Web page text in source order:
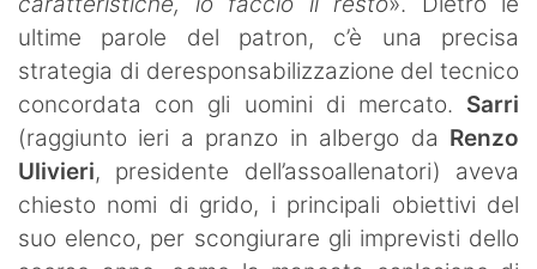
ultime parole del patron, c’è una precisa
strategia di deresponsabilizzazione del tecnico
concordata con gli uomini di mercato. Sarri
(raggiunto ieri a pranzo in albergo da Renzo
Ulivieri, presidente dell’assoallenatori) aveva
chiesto nomi di grido, i principali obiettivi del
suo elenco, per scongiurare gli imprevisti dello